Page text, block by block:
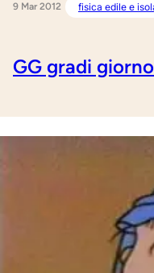
9 Mar 2012 fisica edile e
GG gradi